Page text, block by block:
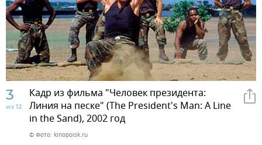
3
из 12
Кадр из фильма "Человек президента:
Линия на песке" (The President's Man: A Line
in the Sand), 2002 год
© Фото: kinopoisk.ru